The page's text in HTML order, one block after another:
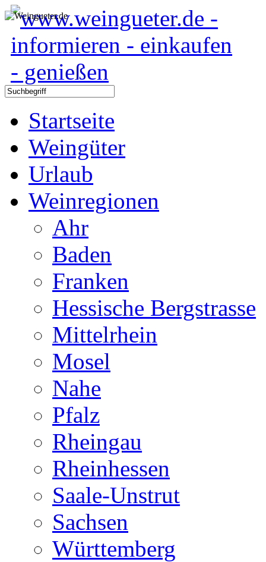
Startseite
Weingüter
Urlaub
Weinregionen
Ahr
Baden
Franken
Hessische Bergstrasse
Mittelrhein
Mosel
Nahe
Pfalz
Rheingau
Rheinhessen
Saale-Unstrut
Sachsen
Württemberg